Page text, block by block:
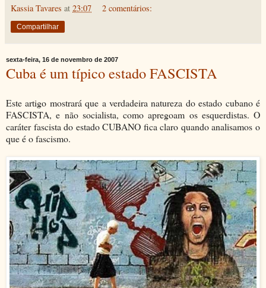
Kassia Tavares at 23:07 2 comentários:
Compartilhar
sexta-feira, 16 de novembro de 2007
Cuba é um típico estado FASCISTA
Este artigo mostrará que a verdadeira natureza do estado cubano é
FASCISTA, e não socialista, como apregoam os esquerdistas. O
caráter fascista do estado CUBANO fica claro quando analisamos o
que é o fascismo.